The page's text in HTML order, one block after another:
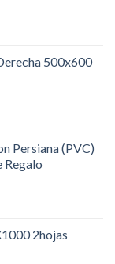
500x600
Persiana (PVC)
Regalo
2hojas